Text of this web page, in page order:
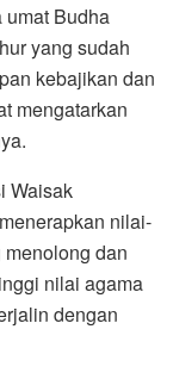
umat Budha
yang sudah
kebajikan dan
mengatarkan
Waisak
nilai-
dan
nilai agama
dengan